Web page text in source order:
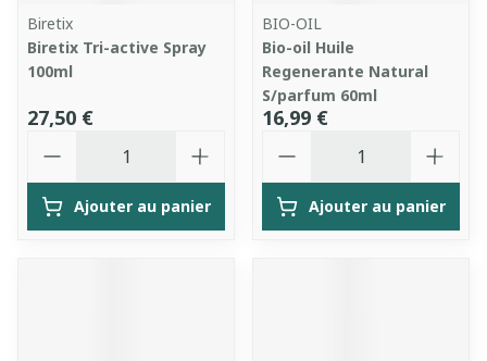
Biretix
Biretix Tri-active Spray
100ml
27,50 €
Ajouter au panier
BIO-OIL
Bio-oil Huile
Regenerante Natural
S/parfum 60ml
16,99 €
Ajouter au panier